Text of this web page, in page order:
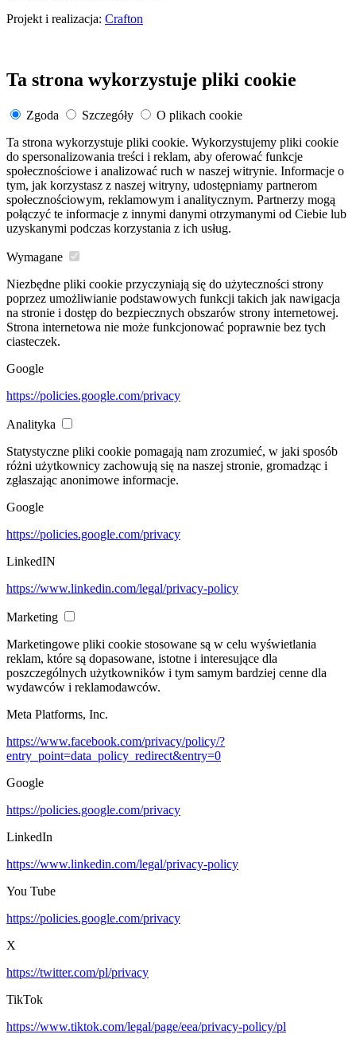
Projekt i realizacja: Crafton
Ta strona wykorzystuje pliki cookie
Zgoda Szczegóły
O plikach cookie
Ta strona wykorzystuje pliki cookie. Wykorzystujemy pliki cookie
do spersonalizowania treści i reklam, aby oferować funkcje
społecznościowe i analizować ruch w naszej witrynie. Informacje o
tym, jak korzystasz z naszej witryny, udostępniamy partnerom
społecznościowym, reklamowym i analitycznym. Partnerzy mogą
połączyć te informacje z innymi danymi otrzymanymi od Ciebie lub
uzyskanymi podczas korzystania z ich usług.
Wymagane
Niezbędne pliki cookie przyczyniają się do użyteczności strony
poprzez umożliwianie podstawowych funkcji takich jak nawigacja
na stronie i dostęp do bezpiecznych obszarów strony internetowej.
Strona internetowa nie może funkcjonować poprawnie bez tych
ciasteczek.
Google
https://policies.google.com/privacy
Analityka
Statystyczne pliki cookie pomagają nam zrozumieć, w jaki sposób
różni użytkownicy zachowują się na naszej stronie, gromadząc i
zgłaszając anonimowe informacje.
Google
https://policies.google.com/privacy
LinkedIN
https://www.linkedin.com/legal/privacy-policy
Marketing
Marketingowe pliki cookie stosowane są w celu wyświetlania
reklam, które są dopasowane, istotne i interesujące dla
poszczególnych użytkowników i tym samym bardziej cenne dla
wydawców i reklamodawców.
Meta Platforms, Inc.
https://www.facebook.com/privacy/policy/?
entry_point=data_policy_redirect&entry=0
Google
https://policies.google.com/privacy
LinkedIn
https://www.linkedin.com/legal/privacy-policy
You Tube
https://policies.google.com/privacy
X
https://twitter.com/pl/privacy
TikTok
https://www.tiktok.com/legal/page/eea/privacy-policy/pl